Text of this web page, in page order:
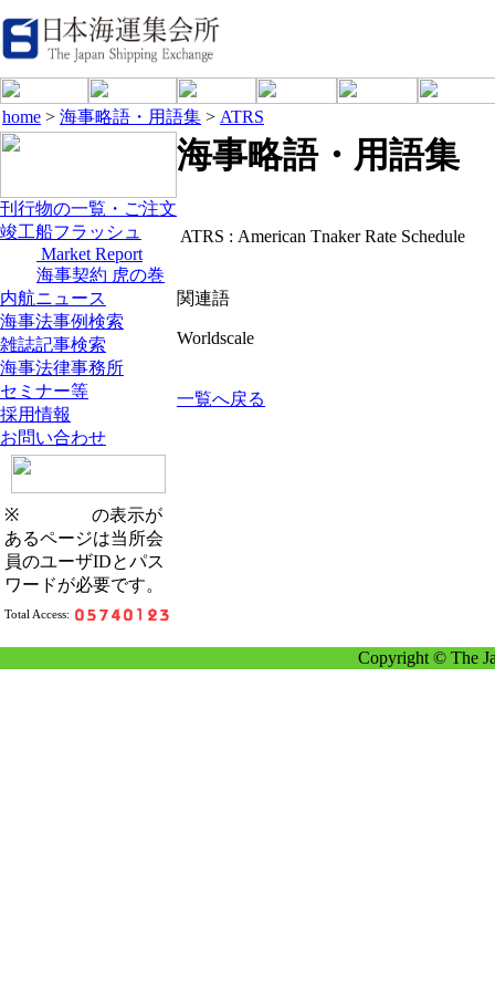
home > 海事略語・用語集 > ATRS
刊行物の一覧・ご注文
竣工船フラッシュ
Market Report
海事契約 虎の巻
内航ニュース
海事法事例検索
雑誌記事検索
海事法律事務所
セミナー等
採用情報
お問い合わせ
※
の表示が
あるページは当所会
員のユーザIDとパス
ワードが必要です。
Total Access:
海事略語・用語集
ATRS : American Tnaker Rate Schedule
関連語
Worldscale
一覧へ戻る
Copyright © The